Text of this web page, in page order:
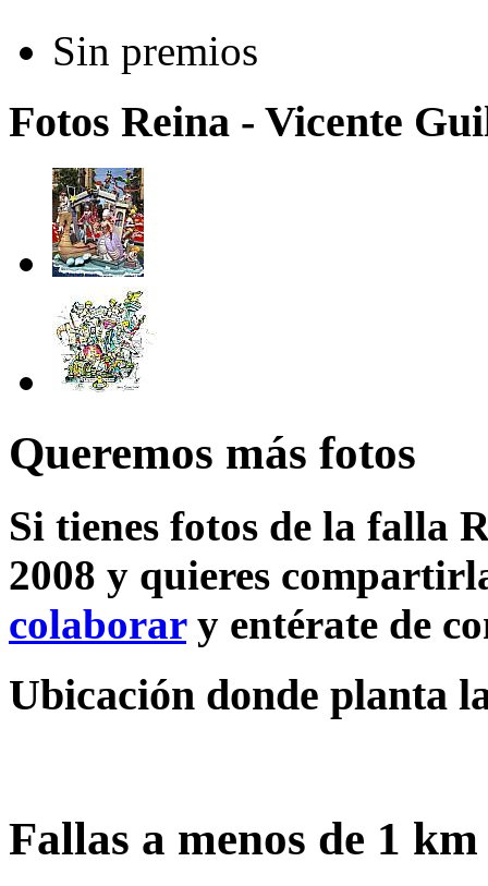
Sin premios
Fotos Reina - Vicente
Queremos más fotos
Si tienes fotos de la falla
2008 y quieres
colaborary entérate de
Ubicación donde planta
Fallas a menos de 1